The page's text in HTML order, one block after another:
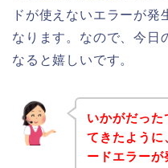
ドが使えないエラーが発
なります。なので、今日
なると嬉しいです。
いかがだった
てきたように
ードエラーが